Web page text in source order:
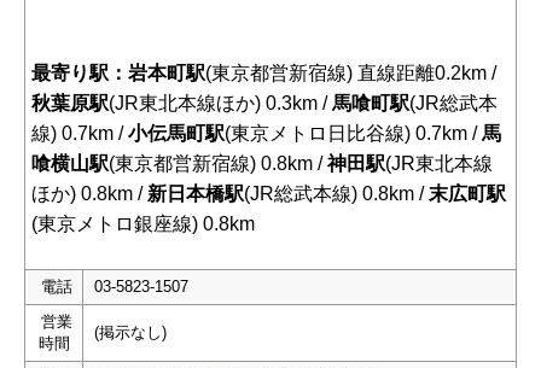
最寄り駅：岩本町駅(東京都営新宿線) 直線距離0.2km /
秋葉原駅(JR東北本線ほか) 0.3km /馬喰町駅(JR総武本
線) 0.7km /小伝馬町駅(東京メトロ日比谷線) 0.7km /馬
喰横山駅(東京都営新宿線) 0.8km /神田駅(JR東北本線
ほか) 0.8km / 新日本橋駅(JR総武本線) 0.8km /末広町駅
(東京メトロ銀座線) 0.8km
電話
03-5823-1507
営業
時間
(掲示なし)